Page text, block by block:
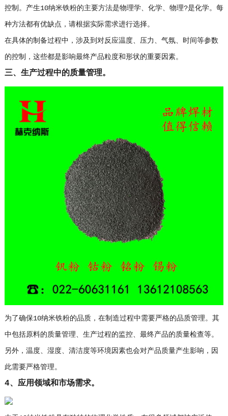
控制。产生10纳米铁粉的主要方法是物理学、化学、物理?是化学。每
种方法都有优缺点，请根据实际需求进行选择。
在具体的制备过程中，涉及到对反应温度、压力、气氛、时间等参数
的控制，这些都是影响最终产品粒度和形状的重要因素。
三、生产过程中的质量管理。
为了确保10纳米铁粉的品质，在制造过程中需要严格的品质管理。其
中包括原料的质量管理、生产过程的监控、最终产品的质量检查等。
另外，温度、湿度、清洁度等环境因素也会对产品质量产生影响，因
此需要严格管理。
4、应用领域和市场需求。